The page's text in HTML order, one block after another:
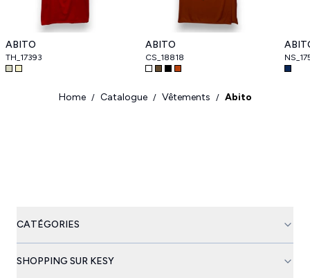
ABITO
TH_17393
ABITO
CS_18818
Home / Catalogue / Vêtements / Abito
CATÉGORIES
SHOPPING SUR KESY